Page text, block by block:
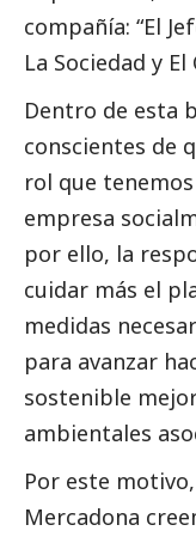
compañía: “El
La Sociedad y El
Dentro de esta
conscientes de
rol que
empresa
por ello, la
cuidar más el
medidas
para avanzar
sostenible
ambientales
Por este
Mercadona